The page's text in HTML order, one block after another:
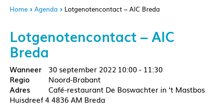
Home Agenda Lotgenotencontact – AIC Breda
Lotgenotencontact – AIC
Breda
30 september 2022 10:00 - 11:30
Noord-Brabant
Café-restaurant De Boswachter in ‘t Mastbos
Huisdreef 4 4836 AM Breda